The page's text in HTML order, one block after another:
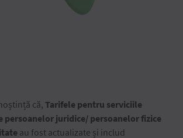
că, Tarifele pentru serviciile
persoanelor juridice/ persoanelor fizice
au fost actualizate și includ